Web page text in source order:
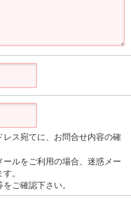
ス宛てに、お問合せ内容の確
ルをご利用の場合、迷惑メー
。
ご確認下さい。